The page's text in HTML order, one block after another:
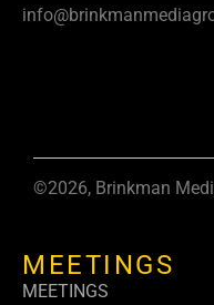
©2026, Brinkman
MEETINGS
MEETINGS